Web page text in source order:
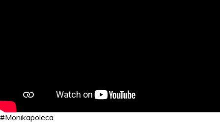
#Monikapoleca